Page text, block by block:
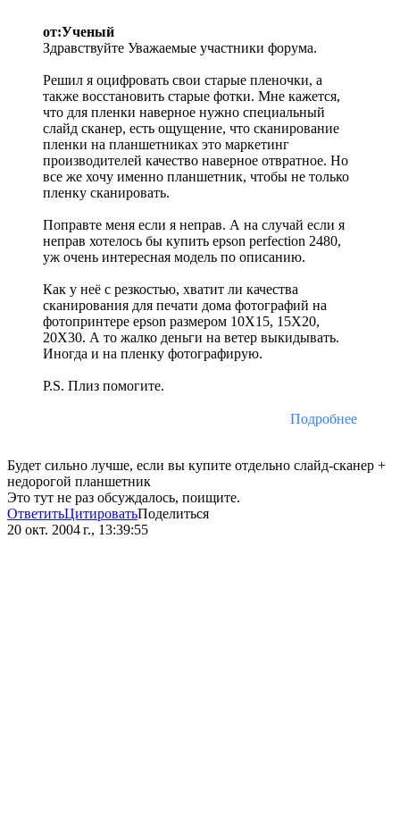
от:Ученый
Здравствуйте Уважаемые участники форума.
Решил я оцифровать свои старые пленочки, а
также восстановить старые фотки. Мне кажется,
что для пленки наверное нужно специальный
слайд сканер, есть ощущение, что сканирование
пленки на планшетниках это маркетинг
производителей качество наверное отвратное. Но
все же хочу именно планшетник, чтобы не только
пленку сканировать.
Поправте меня если я неправ. А на случай если я
неправ хотелось бы купить epson perfection 2480,
уж очень интересная модель по описанию.
Как у неё с резкостью, хватит ли качества
сканирования для печати дома фотографий на
фотопринтере epson размером 10X15, 15X20,
20X30. А то жалко деньги на ветер выкидывать.
Иногда и на пленку фотографирую.
P.S. Плиз помогите.
Подробнее
Будет сильно лучше, если вы купите отдельно слайд-сканер +
недорогой планшетник
Это тут не раз обсуждалось, поищите.
ОтветитьЦитироватьПоделиться
20 окт. 2004 г., 13:39:55